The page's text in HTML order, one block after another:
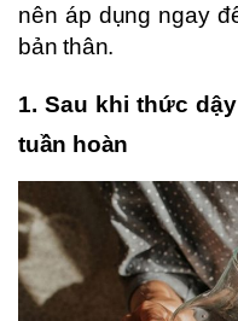
nên áp dụng ngay
bản thân.
1. Sau khi thức
tuần hoàn